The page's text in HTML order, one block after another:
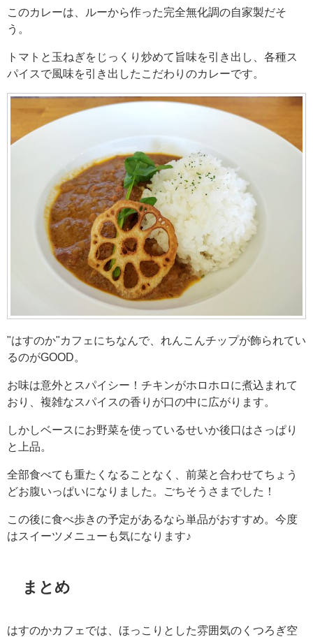
このカレーは、ルーから作った完全無化調の自家製だそ
う。
トマトと玉ねぎをじっくり炒めて旨味を引き出し、各種ス
パイスで風味を引き出したこだわりのカレーです。
"はすのか"カフェにちなんで、れんこんチップが飾られてい
るのがGOOD。
お味は意外とスパイシー！チキンがホロホロに煮込まれて
おり、複雑なスパイスの香りが口の中に広がります。
しかしベースにお野菜を使っているせいか後口はさっぱり
と上品。
全部食べても重たくなることなく、前菜と合わせてちょう
どお腹いっぱいになりました。ごちそうさまでした！
この後に食べ歩きの予定があるなら単品がおすすめ。今度
はスイーツメニューも気になります♪
まとめ
はすのかカフェでは、ほっこりとした雰囲気のくつろぎ空